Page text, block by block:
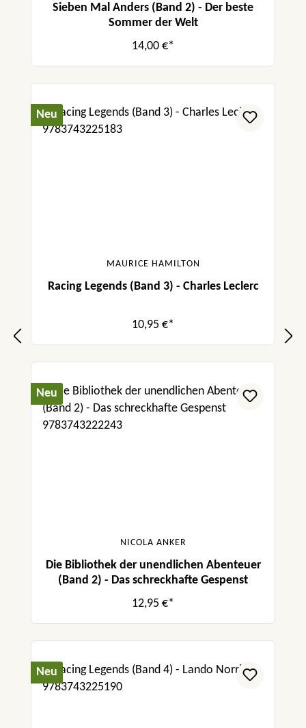
Sieben Mal Anders (Band 2) - Der beste
Sommer der Welt
14,00 €*
Neu
MAURICE HAMILTON
Racing Legends (Band 3) - Charles Leclerc
10,95 €*
Neu
NICOLA ANKER
Die Bibliothek der unendlichen Abenteuer
(Band 2) - Das schreckhafte Gespenst
12,95 €*
Neu